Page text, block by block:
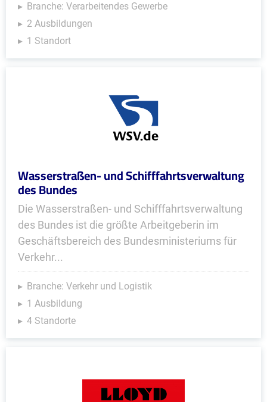
Branche: Verarbeitendes Gewerbe
2 Ausbildungen
1 Standort
Wasserstraßen- und Schifffahrtsverwaltung
des Bundes
Die Wasserstraßen- und Schifffahrtsverwaltung
des Bundes ist die größte Arbeitgeberin im
Geschäftsbereich des Bundesministeriums für
Verkehr...
Branche: Verkehr und Logistik
1 Ausbildung
4 Standorte